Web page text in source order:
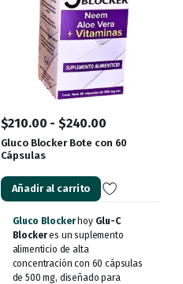
$210.00 - $240.00
Gluco Blocker Bote con 60
Cápsulas
Añadir al carrito
Gluco Blockerhoy Glu-C
Blockeres un suplemento
alimenticio de alta
concentración con 60 cápsulas
de 500 mg, diseñado para